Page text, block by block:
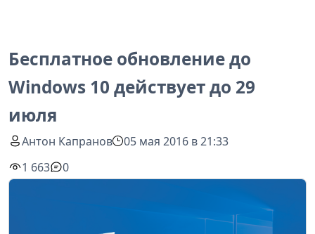
Бесплатное обновление до
Windows 10 действует до 29
июля
Антон Капранов
05 мая 2016 в 21:33
1 663
0